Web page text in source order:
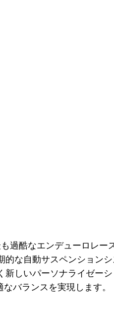
酷なエンデューロレー
的な自動サスペンション
いパーソナライゼーシ
バランスを実現します。